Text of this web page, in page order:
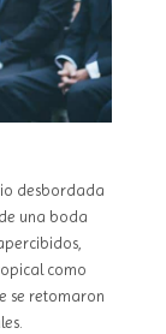
desbordada
una boda
como
se retomaron